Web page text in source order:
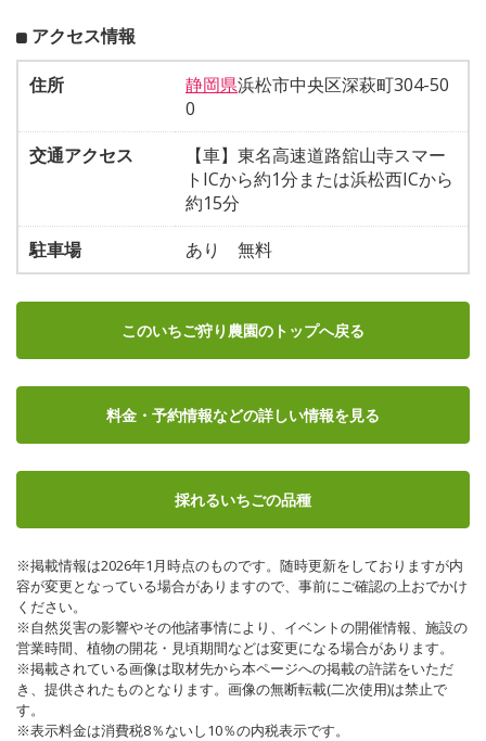
アクセス情報
住所 静岡県浜松市中央区深萩町304-50
0
交通アクセス
【車】東名高速道路舘山寺スマー
トICから約1分または浜松西ICから
約15分
駐車場
あり 無料
このいちご狩り農園のトップへ戻る
料金・予約情報などの詳しい情報を見る
採れるいちごの品種
※掲載情報は2026年1月時点のものです。随時更新をしておりますが内
容が変更となっている場合がありますので、事前にご確認の上おでかけ
ください。
※自然災害の影響やその他諸事情により、イベントの開催情報、施設の
営業時間、植物の開花・見頃期間などは変更になる場合があります。
※掲載されている画像は取材先から本ページへの掲載の許諾をいただ
き、提供されたものとなります。画像の無断転載(二次使用)は禁止で
す。
※表示料金は消費税8％ないし10％の内税表示です。